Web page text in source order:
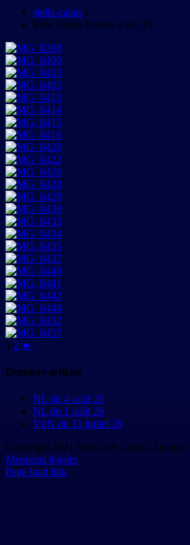
stella-calais »
Elite Calais Nantes 4 oct 25
1 2 ►
Derniers articles
NL du 4 août 26
NL du 1 août 26
VdN du 31 juillet 26
Copyright 2021 Stella ES Calais | Design :
Mentions légales
Page load link